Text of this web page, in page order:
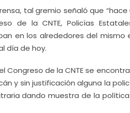
tal gremio señaló que
de la CNTE, Policías
en los alrededores del mismo
día de hoy.
Congreso de la CNTE se
y sin justificación alguna la
dando muestra de la